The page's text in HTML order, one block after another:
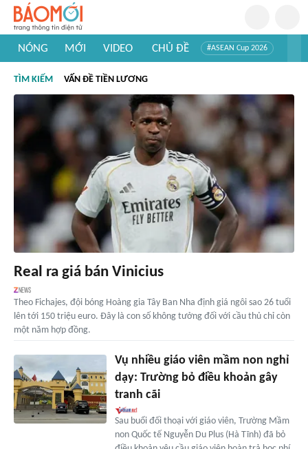
NÓNG MỚI VIDEO CHỦ ĐỀ #ASEAN Cup 2026
#Khám phá thế giới
TÌM KIẾM VẤN ĐỀ TIỀN LƯƠNG
Real ra giá bán Vinicius
Theo Fichajes, đội bóng Hoàng gia Tây Ban Nha định giá ngôi sao 26 tuổi
lên tới 150 triệu euro. Đây là con số không tưởng đối với cầu thủ chỉ còn
một năm hợp đồng.
Vụ nhiều giáo viên mầm non nghỉ
dạy: Trường bỏ điều khoản gây
tranh cãi
Sau buổi đối thoại với giáo viên, Trường Mầm
non Quốc tế Nguyễn Du Plus (Hà Tĩnh) đã bỏ